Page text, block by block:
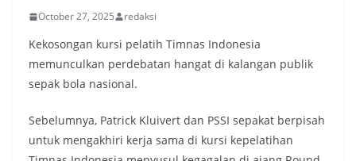
October 27, 2025 redaksi
Kekosongan kursi pelatih Timnas Indonesia
memunculkan perdebatan hangat di kalangan publik
sepak bola nasional.
Sebelumnya, Patrick Kluivert dan PSSI sepakat berpisah
untuk mengakhiri kerja sama di kursi kepelatihan